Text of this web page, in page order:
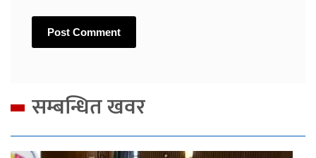
सम्बन्धित खवर